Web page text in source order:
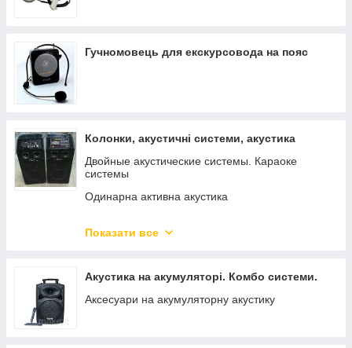
Гучномовець для екскурсовода на пояс
Колонки, акустичні системи, акустика
Двойные акустические системы. Караоке
системы
Одинарна активна акустика
звуку, музики та оповіщення
Динаміки. НЧ і ВЧ
Показати все
Акустика на акумуляторі. Комбо системи.
Аксесуари на акумуляторну акустику